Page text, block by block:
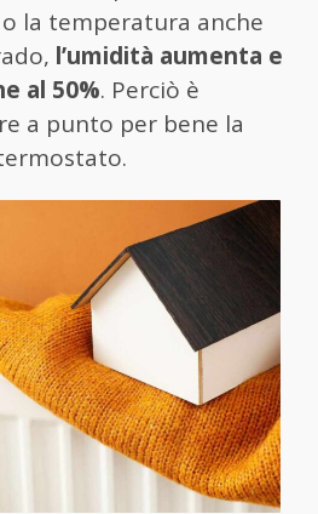
la temperatura anche
l’umidità aumenta e
al 50%. Perciò è
a punto per bene la